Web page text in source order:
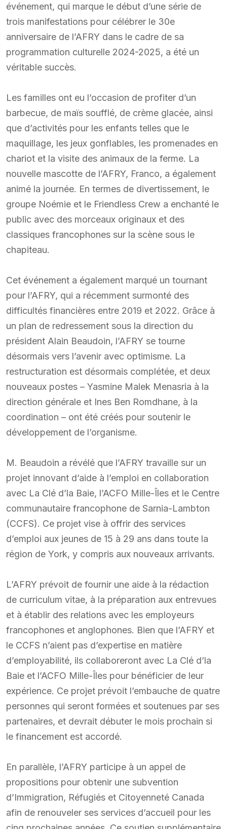
événement, qui marque le début d’une série de
trois manifestations pour célébrer le 30e
anniversaire de l’AFRY dans le cadre de sa
programmation culturelle 2024-2025, a été un
véritable succès.
Les familles ont eu l’occasion de profiter d’un
barbecue, de maïs soufflé, de crème glacée, ainsi
que d’activités pour les enfants telles que le
maquillage, les jeux gonflables, les promenades en
chariot et la visite des animaux de la ferme. La
nouvelle mascotte de l’AFRY, Franco, a également
animé la journée. En termes de divertissement, le
groupe Noémie et le Friendless Crew a enchanté le
public avec des morceaux originaux et des
classiques francophones sur la scène sous le
chapiteau.
Cet événement a également marqué un tournant
pour l’AFRY, qui a récemment surmonté des
difficultés financières entre 2019 et 2022. Grâce à
un plan de redressement sous la direction du
président Alain Beaudoin, l’AFRY se tourne
désormais vers l’avenir avec optimisme. La
restructuration est désormais complétée, et deux
nouveaux postes – Yasmine Malek Menasria à la
direction générale et Ines Ben Romdhane, à la
coordination – ont été créés pour soutenir le
développement de l’organisme.
M. Beaudoin a révélé que l’AFRY travaille sur un
projet innovant d’aide à l’emploi en collaboration
avec La Clé d’la Baie, l’ACFO Mille-Îles et le Centre
communautaire francophone de Sarnia-Lambton
(CCFS). Ce projet vise à offrir des services
d’emploi aux jeunes de 15 à 29 ans dans toute la
région de York, y compris aux nouveaux arrivants.
L’AFRY prévoit de fournir une aide à la rédaction
de curriculum vitae, à la préparation aux entrevues
et à établir des relations avec les employeurs
francophones et anglophones. Bien que l’AFRY et
le CCFS n’aient pas d’expertise en matière
d’employabilité, ils collaboreront avec La Clé d’la
Baie et l’ACFO Mille-Îles pour bénéficier de leur
expérience. Ce projet prévoit l’embauche de quatre
personnes qui seront formées et soutenues par ses
partenaires, et devrait débuter le mois prochain si
le financement est accordé.
En parallèle, l’AFRY participe à un appel de
propositions pour obtenir une subvention
d’Immigration, Réfugiés et Citoyenneté Canada
afin de renouveler ses services d’accueil pour les